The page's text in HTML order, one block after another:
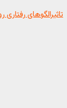
تاثیرالگوهای